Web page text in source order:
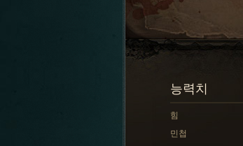
능력치
힘
민첩